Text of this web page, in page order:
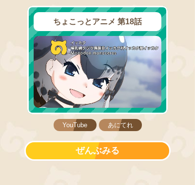
ちょこっとアニメ 第18話
YouTube あにてれ
ぜんぶみる